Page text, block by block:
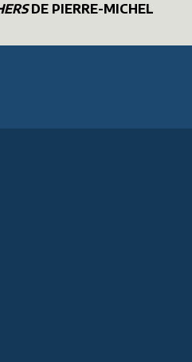
DE PIERRE-MICHEL